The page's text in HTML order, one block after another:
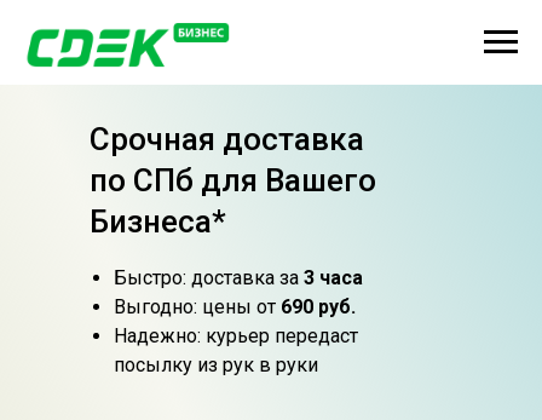
Срочная доставка
по СПб для Вашего
Бизнеса*
Быстро: доставка за 3 часа
Выгодно: цены от 690 руб.
Надежно: курьер передаст
посылку из рук в руки